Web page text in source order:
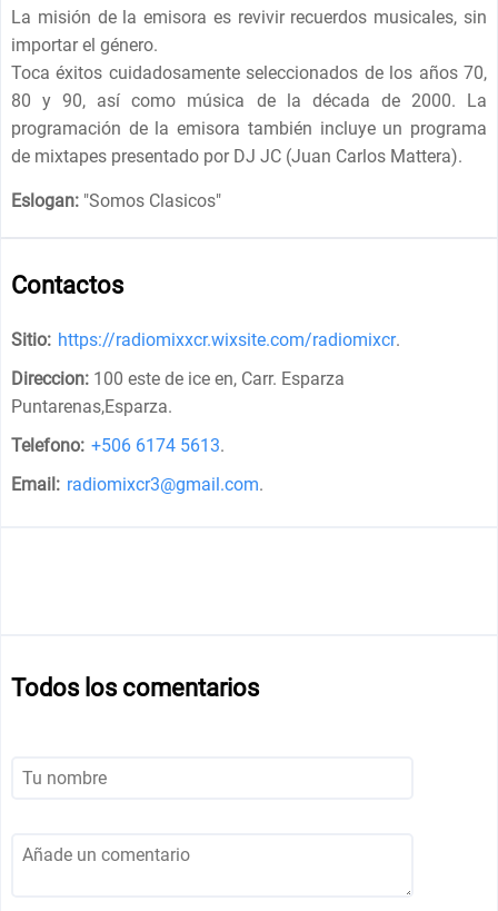
La misión de la emisora es revivir recuerdos musicales, sin
importar el género.
Toca éxitos cuidadosamente seleccionados de los años 70,
80 y 90, así como música de la década de 2000. La
programación de la emisora también incluye un programa
de mixtapes presentado por DJ JC (Juan Carlos Mattera).
Eslogan: "Somos Clasicos"
Contactos
Sitio: https://radiomixxcr.wixsite.com/radiomixcr.
Direccion: 100 este de ice en, Carr. Esparza
Puntarenas,Esparza.
Telefono: +506 6174 5613.
Email: radiomixcr3@gmail.com.
Todos los comentarios